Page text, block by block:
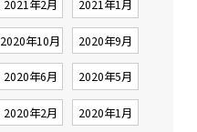
2021年2月 2021年1月
2020年10月 2020年9月
2020年6月 2020年5月
2020年2月 2020年1月